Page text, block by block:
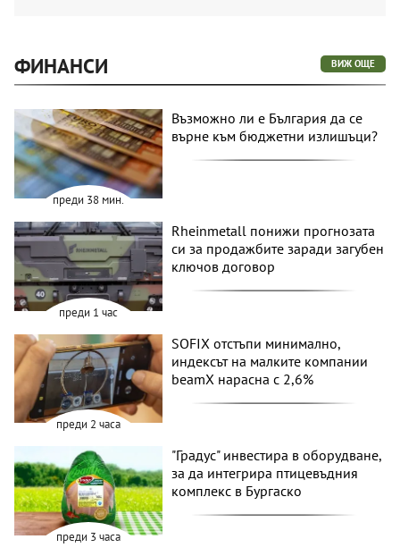
ФИНАНСИ ВИЖ ОЩЕ
преди 38 мин.
Възможно ли е България да се
върне към бюджетни излишъци?
преди 1 час
Rheinmetall понижи прогнозата
си за продажбите заради загубен
ключов договор
преди 2 часа
SOFIX отстъпи минимално,
индексът на малките компании
beamX нарасна с 2,6%
преди 3 часа
"Градус" инвестира в оборудване,
за да интегрира птицевъдния
комплекс в Бургаско